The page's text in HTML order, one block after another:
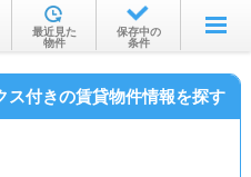
探す
線・駅から
最近見た
物件
保存中の
条件
ス付きの賃貸物件情報を探す